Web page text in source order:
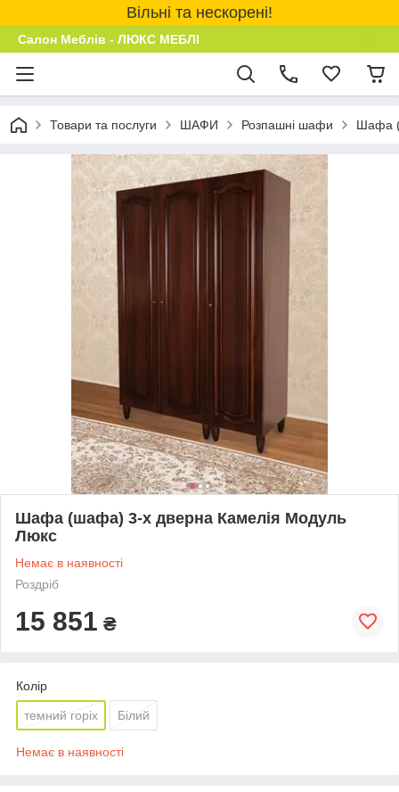
Вільні та нескорені!
Салон Меблів - ЛЮКС МЕБЛІ
Товари та послуги ШАФИ Розпашні шафи Шафа
Шафа (шафа) 3-х дверна Камелія Модуль
Люкс
Немає в наявності
Роздріб
15 851 ₴
Колір
темний горіх Білий
Немає в наявності